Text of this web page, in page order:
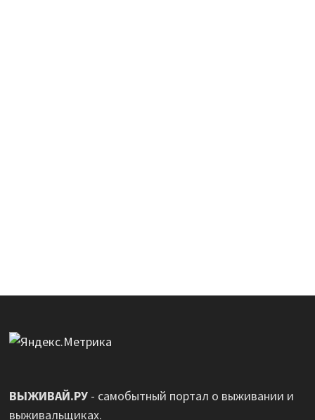
ВЫЖИВАЙ.РУ- самобытный портал о выживании и
выживальщиках.